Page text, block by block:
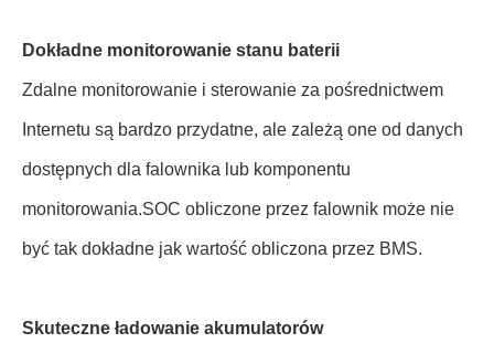
Dokładne monitorowanie stanu baterii
Zdalne monitorowanie i sterowanie za pośrednictwem
Internetu są bardzo przydatne, ale zależą one od danych
dostępnych dla falownika lub komponentu
monitorowania.SOC obliczone przez falownik może nie
być tak dokładne jak wartość obliczona przez BMS.
Skuteczne ładowanie akumulatorów